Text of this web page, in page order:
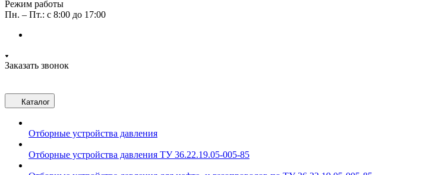
Режим работы
Пн. – Пт.: с 8:00 до 17:00
Заказать звонок
Каталог
Отборные устройства давления
Отборные устройства давления ТУ 36.22.19.05-005-85